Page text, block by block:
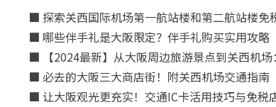
■ 探索关西国际机场第一航站楼和第二航站楼免
■ 哪些伴手礼是大阪限定？伴手礼购买实用攻略
■ 【2024最新】从大阪周边旅游景点到关西机
■ 必去的大阪三大商店街！附关西机场交通指南
■ 让大阪观光更充实！交通IC卡活用技巧与免税